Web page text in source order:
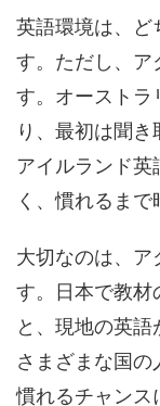
英語環境は、ど
す。ただし、ア
す。オーストラ
り、最初は聞き
アイルランド英
く、慣れるまで
大切なのは、
す。日本で教材
と、現地の英
さまざまな国
慣れるチャン